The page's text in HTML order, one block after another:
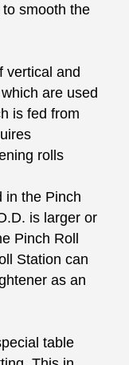
smooth the
vertical and
are used
is fed from
rolls
in the Pinch
is larger or
Pinch Roll
Station can
as an
table